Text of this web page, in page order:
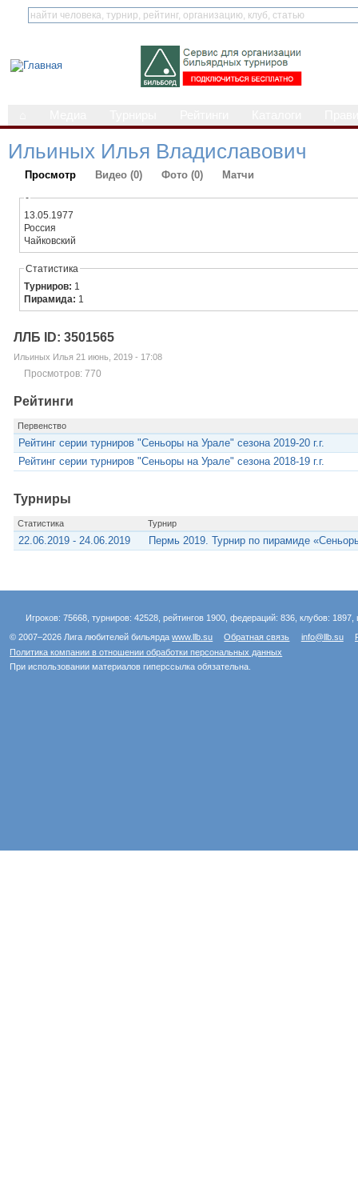
Ильиных Илья Владиславович
Просмотр Видео (0) Фото (0) Матчи
-
13.05.1977
Россия
Чайковский
Статистика
Турниров: 1
Пирамида: 1
ЛЛБ ID: 3501565
Ильиных Илья 21 июнь, 2019 - 17:08
Просмотров: 770
Рейтинги
Первенство
Рейтинг серии турниров "Сеньоры на Урале" сезона 2019-20 г.г.
Рейтинг серии турниров "Сеньоры на Урале" сезона 2018-19 г.г.
Турниры
Статистика Турнир
22.06.2019 - 24.06.2019 Пермь 2019. Турнир по пирамиде
Игроков: 75668, турниров: 42528, рейтингов 1900, федераций: 836, клубов:
© 2007–2026 Лига любителей бильярдаwww.llb.su Обратная связь info@llb.su
Политика компании в отношении обработки персональных данных
При использовании материалов гиперссылка обязательна.